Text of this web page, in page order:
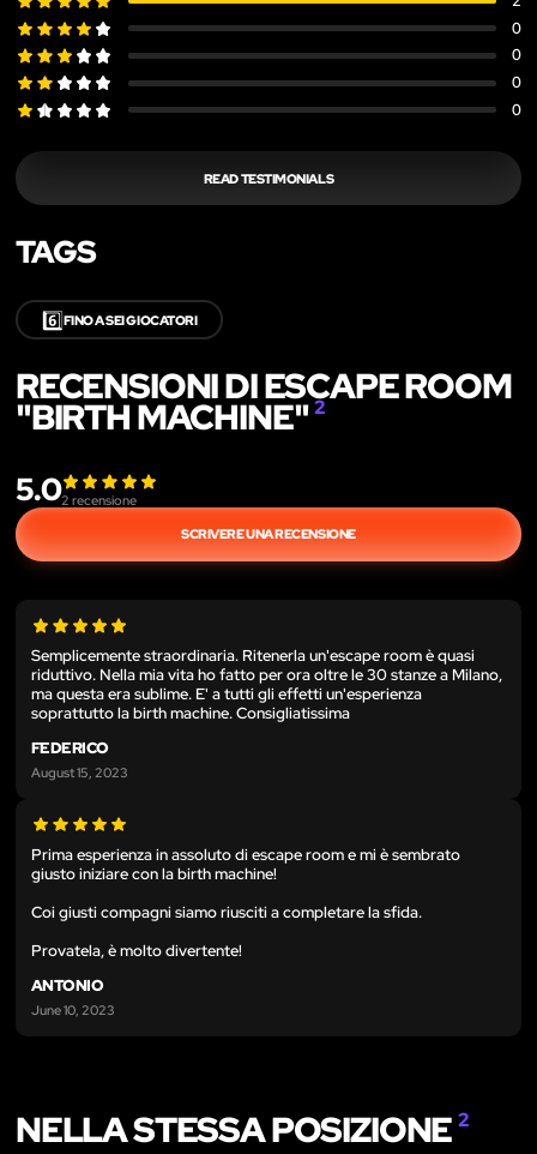
0
0
0
0
READ TESTIMONIALS
TAGS
6️⃣FINO A SEI GIOCATORI
RECENSIONI DI ESCAPE ROOM
"BIRTH MACHINE"2
5.02 recensione
SCRIVERE UNA RECENSIONE
Semplicemente straordinaria. Ritenerla un'escape room è quasi
riduttivo. Nella mia vita ho fatto per ora oltre le 30 stanze a Milano,
ma questa era sublime. E' a tutti gli effetti un'esperienza
soprattutto la birth machine. Consigliatissima
FEDERICO
August 15, 2023
Prima esperienza in assoluto di escape room e mi è sembrato
giusto iniziare con la birth machine!
Coi giusti compagni siamo riusciti a completare la sfida.
Provatela, è molto divertente!
ANTONIO
June 10, 2023
NELLA STESSA POSIZIONE2